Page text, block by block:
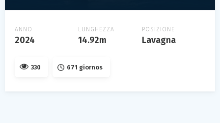
ANNO
2024
LUNGHEZZA
14.92m
POSIZIONE
Lavagna
330 671 giornos